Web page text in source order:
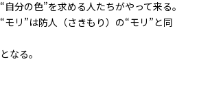
分の色”を求める人たちがやって来る。
モリ”は防人（さきもり）の“モリ”と同
なる。